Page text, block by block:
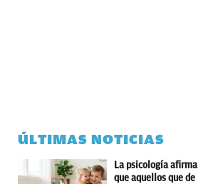
ÚLTIMAS NOTICIAS
La psicología afirma
que aquellos que de